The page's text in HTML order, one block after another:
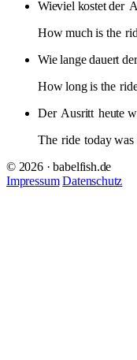
Wieviel kostet der
How much is the
Wie lange dauert
How long is the
Der Ausritt heute
The ride today was
© 2026 · babelfish.de
Impressum Datenschutz